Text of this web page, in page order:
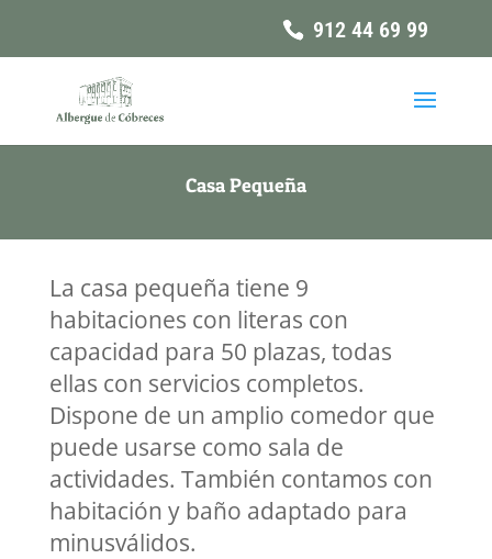
912 44 69 99
Casa Pequeña
La casa pequeña tiene 9
habitaciones con literas con
capacidad para 50 plazas, todas
ellas con servicios completos.
Dispone de un amplio comedor que
puede usarse como sala de
actividades. También contamos con
habitación y baño adaptado para
minusválidos.